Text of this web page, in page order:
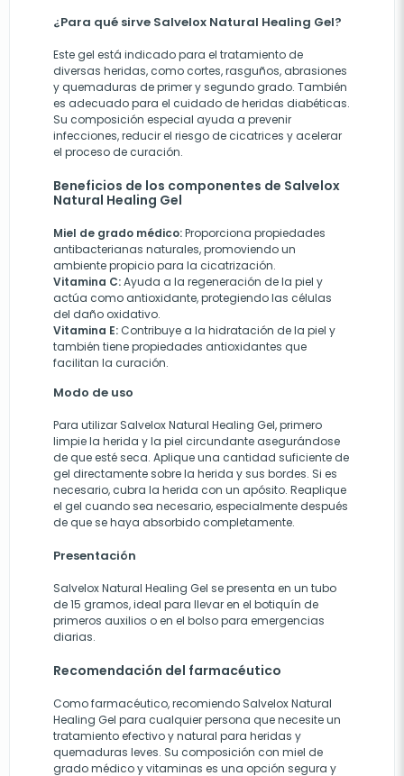
¿Para qué sirve Salvelox Natural Healing Gel?
Este gel está indicado para el tratamiento de
diversas heridas, como cortes, rasguños, abrasiones
y quemaduras de primer y segundo grado. También
es adecuado para el cuidado de heridas diabéticas.
Su composición especial ayuda a prevenir
infecciones, reducir el riesgo de cicatrices y acelerar
el proceso de curación.
Beneficios de los componentes de Salvelox
Natural Healing Gel
Miel de grado médico:Proporciona propiedades
antibacterianas naturales, promoviendo un
ambiente propicio para la cicatrización.
Vitamina C:Ayuda a la regeneración de la piel y
actúa como antioxidante, protegiendo las células
del daño oxidativo.
Vitamina E: Contribuye a la hidratación de la piel y
también tiene propiedades antioxidantes que
facilitan la curación.
Modo de uso
Para utilizar Salvelox Natural Healing Gel, primero
limpie la herida y la piel circundante asegurándose
de que esté seca. Aplique una cantidad suficiente de
gel directamente sobre la herida y sus bordes. Si es
necesario, cubra la herida con un apósito. Reaplique
el gel cuando sea necesario, especialmente después
de que se haya absorbido completamente.
Presentación
Salvelox Natural Healing Gel se presenta en un tubo
de 15 gramos, ideal para llevar en el botiquín de
primeros auxilios o en el bolso para emergencias
diarias.
Recomendación del farmacéutico
Como farmacéutico, recomiendo Salvelox Natural
Healing Gel para cualquier persona que necesite un
tratamiento efectivo y natural para heridas y
quemaduras leves. Su composición con miel de
grado médico y vitaminas es una opción segura y